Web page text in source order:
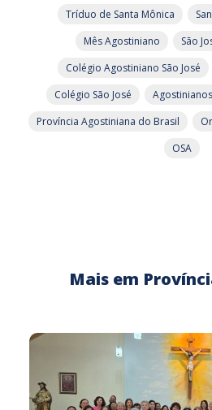
Tríduo de Santa Mônica
Mês Agostiniano
São
Colégio Agostiniano São José
Colégio São José
Agostinianos
Província Agostiniana do Brasil
OSA
Mais em